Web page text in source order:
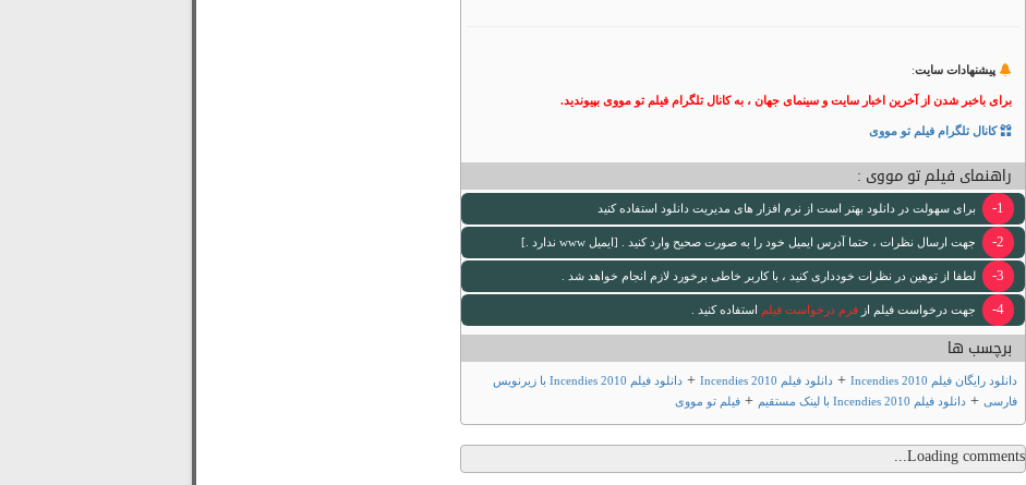
پیشنهادات سایت:
برای باخبر شدن از آخرین اخبار سایت و سینمای جهان ، به کانال تلگرام فیلم تو مووی بپیوندید.
کانال تلگرام فیلم تو مووی
راهنمای فیلم تو مووی :
1- برای سهولت در دانلود بهتر است از نرم افزار های مدیریت دانلود استفاده کنید
2- جهت ارسال نظرات ، حتما آدرس ایمیل خود را به صورت صحیح وارد کنید . [ایمیل www ندارد .]
3- لطفا از توهین در نظرات خودداری کنید ، با کاربر خاطی برخورد لازم انجام خواهد شد .
4- جهت درخواست فیلم از فرم درخواست فیلم استفاده کنید .
برچسب ها
دانلود رايگان فيلم Incendies 2010 + دانلود فیلم Incendies 2010 +
دانلود فیلم Incendies 2010 با زیرنویس
فارسی+ دانلود فیلم Incendies 2010 با لینک مستقیم + فیلم تو مووی
Loading comments...